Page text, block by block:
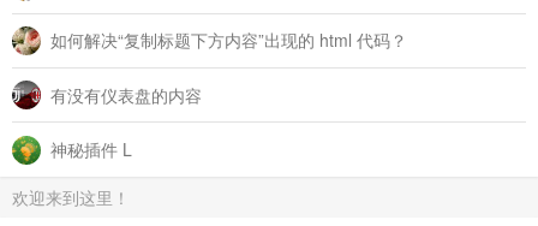
如何解决“复制标题下方内容”出现的 html 代码？
有没有仪表盘的内容
神秘插件 L
欢迎来到这里！